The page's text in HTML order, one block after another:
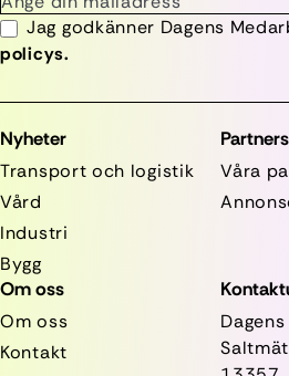
Jag godkänner Dagens
policys.
Nyheter
Transport och logistik
Vård
Industri
Bygg
Partners
Våra
Om oss
Om oss
Kontakt